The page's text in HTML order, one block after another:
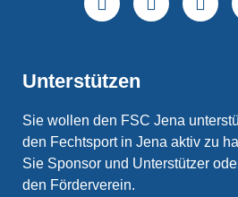
Unterstützen
Sie wollen den FSC Jena
den Fechtsport in Jena aktiv zu
Sie Sponsor und Unterstützer
den Förderverein.